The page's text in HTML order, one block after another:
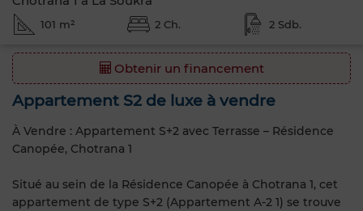
101 m² 2 Ch. 2 Sdb.
Obtenir un financement
Appartement S2 de luxe à vendre
À Vendre : Appartement S+2 avec Terrasse – Résidence
Canopée, Chotrana 1
Situé au sein de la Résidence Canopée à Chotrana 1, cet
appartement de type S+2 (Appartement A-2 1) se trouve